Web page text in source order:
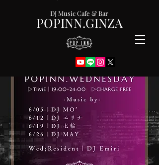
POPINN.GINZA
DJ Music Cafe & Bar